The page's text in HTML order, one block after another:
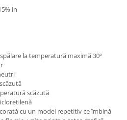
in
la temperatură maximă 30º
scăzută
cu un model repetitiv ce îmbină